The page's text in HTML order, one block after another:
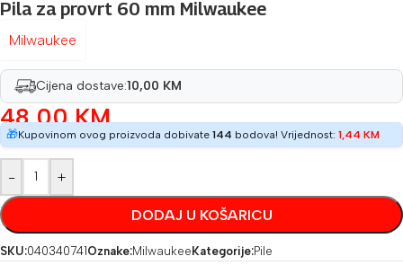
Pila za provrt 60 mm Milwaukee
Milwaukee
Cijena dostave:10,00 KM
48,00KM
🎁Kupovinom ovog proizvoda dobivate 144 bodova! Vrijednost: 1,44 KM
- +
DODAJ U KOŠARICU
SKU:040340741 Oznake:Milwaukee Kategorije:Pile